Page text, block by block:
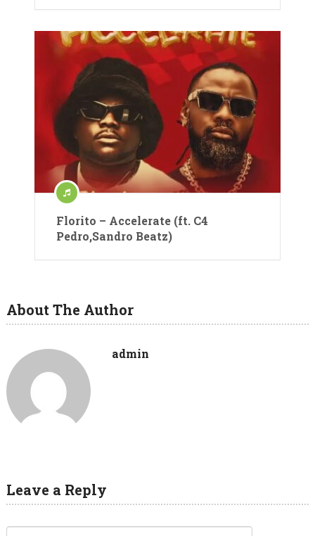
Florito – Accelerate (ft. C4
Pedro,Sandro Beatz)
About The Author
admin
Leave a Reply